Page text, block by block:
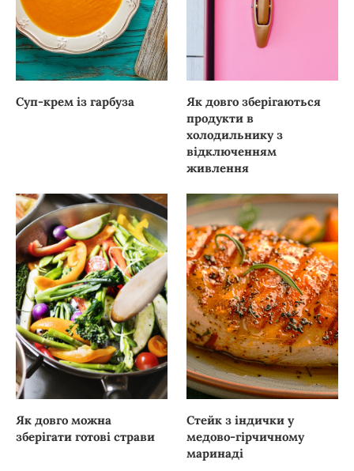
Суп-крем із гарбуза
Як довго зберігаються
продукти в
холодильнику з
відключенням
живлення
Як довго можна
зберігати готові страви
Стейк з індички у
медово-гірчичному
маринаді